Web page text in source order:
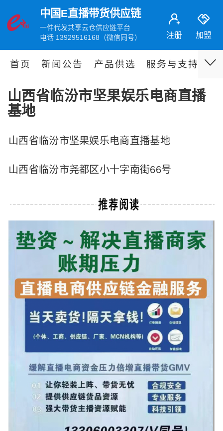
中国E直播带货供应链
一件代发共享云仓供应链平台
电话 13929516168（微信同号）
注册 加盟
首页 新闻公告 产品供选 服务与支持 伙
山西省临汾市坚果娱乐电商直播
基地
山西省临汾市坚果娱乐电商直播基地
山西省临汾市尧都区小十字南街66号